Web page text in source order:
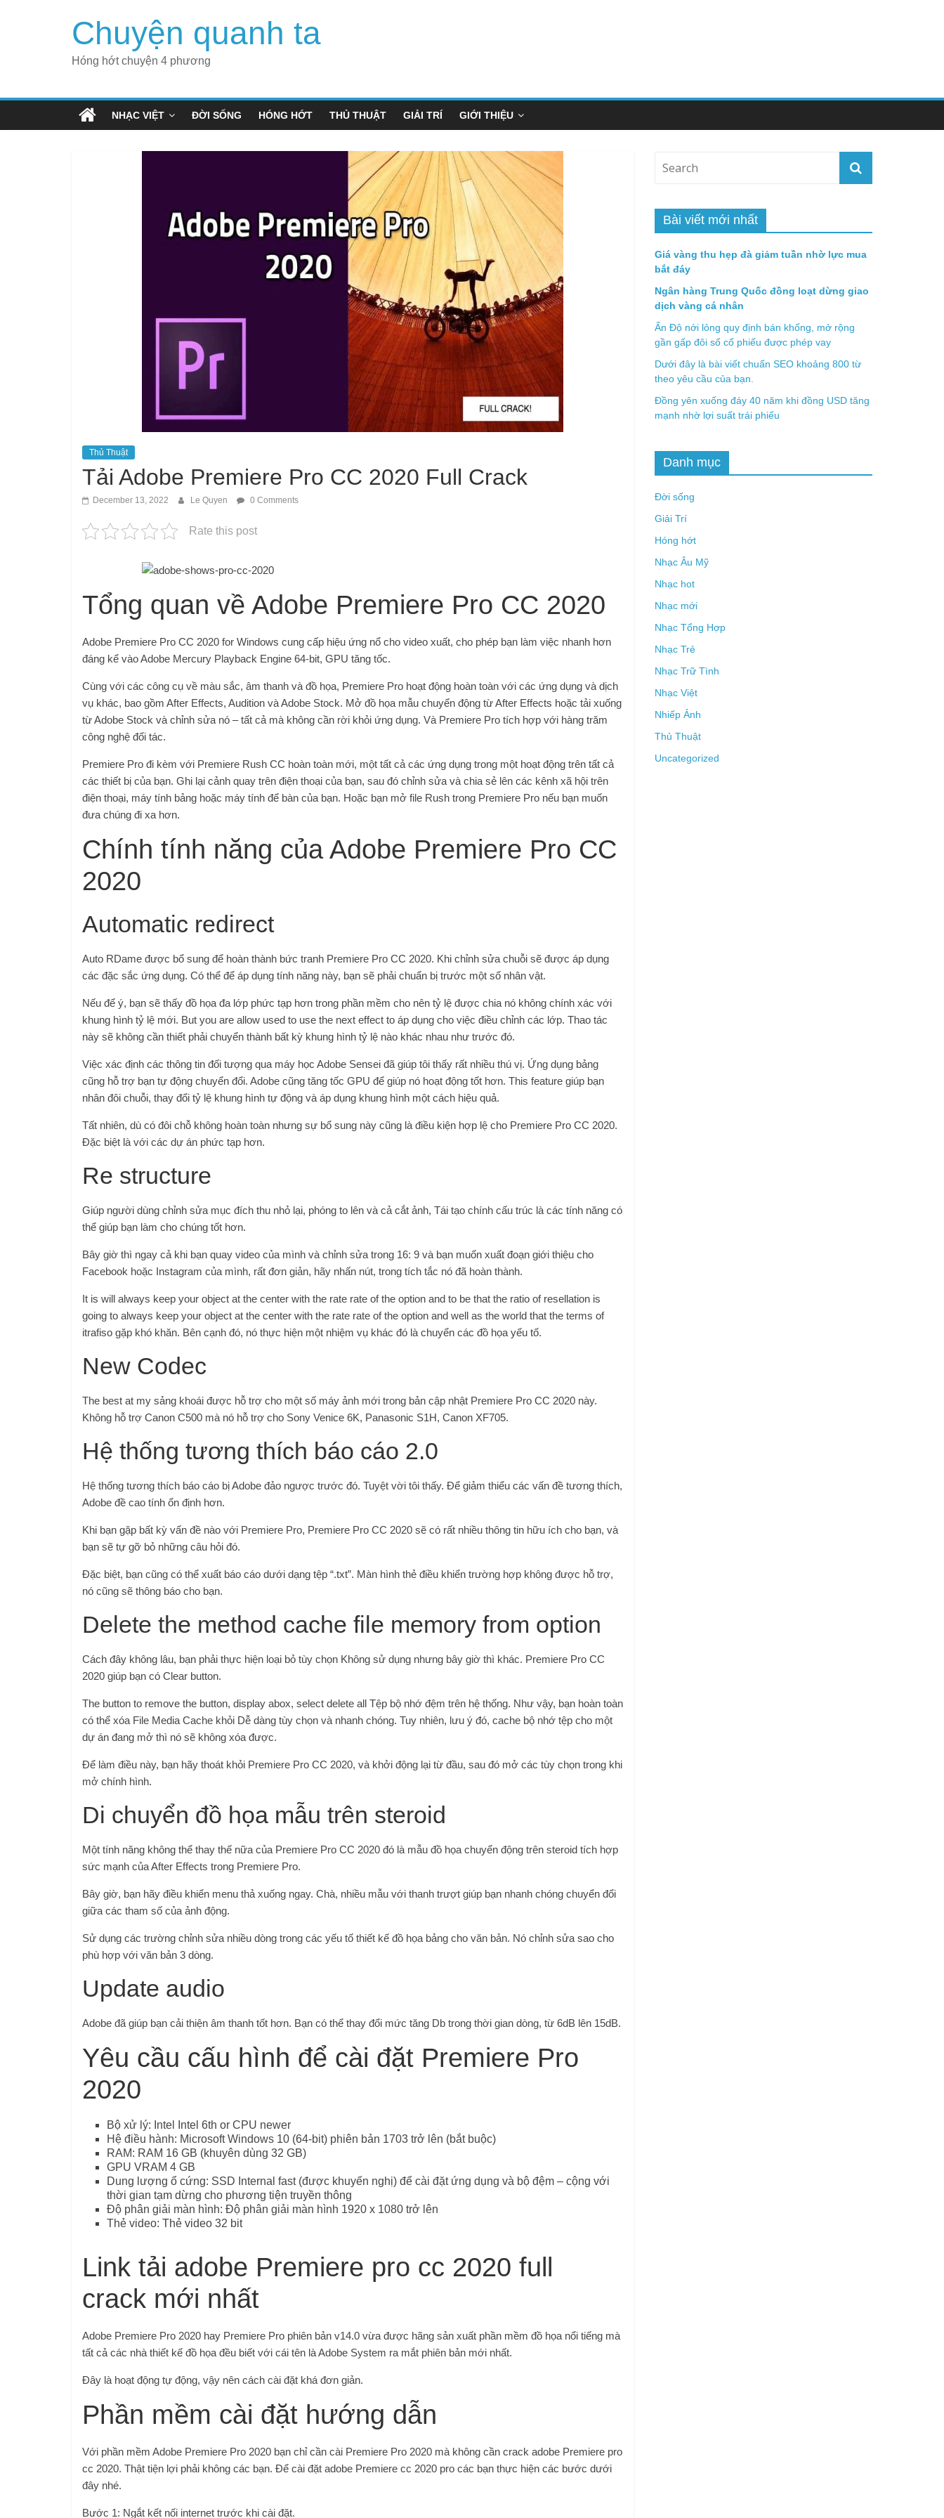
Chuyện quanh ta
Hóng hớt chuyện 4 phương
NHẠC VIỆT ĐỜI SỐNG HÓNG HỚT THỦ THUẬT GIẢI TRÍ GIỚI THIỆU
Thủ Thuật
Tải Adobe Premiere Pro CC 2020 Full Crack
December 13, 2022 Le Quyen 0 Comments
Rate this post
Tổng quan về Adobe Premiere Pro CC 2020
Adobe Premiere Pro CC 2020 for Windows cung cấp hiệu ứng nổ cho video xuất, cho phép bạn làm việc nhanh hơn
đáng kể vào Adobe Mercury Playback Engine 64-bit, GPU tăng tốc.
Cùng với các công cụ về màu sắc, âm thanh và đồ họa, Premiere Pro hoạt động hoàn toàn với các ứng dụng và dịch
vụ khác, bao gồm After Effects, Audition và Adobe Stock. Mở đồ họa mẫu chuyển động từ After Effects hoặc tải xuống
từ Adobe Stock và chỉnh sửa nó – tất cả mà không cần rời khỏi ứng dụng. Và Premiere Pro tích hợp với hàng trăm
công nghệ đối tác.
Premiere Pro đi kèm với Premiere Rush CC hoàn toàn mới, một tất cả các ứng dụng trong một hoạt động trên tất cả
các thiết bị của bạn. Ghi lại cảnh quay trên điện thoại của bạn, sau đó chỉnh sửa và chia sẻ lên các kênh xã hội trên
điện thoại, máy tính bảng hoặc máy tính để bàn của bạn. Hoặc bạn mở file Rush trong Premiere Pro nếu bạn muốn
đưa chúng đi xa hơn.
Chính tính năng của Adobe Premiere Pro CC
2020
Automatic redirect
Auto RDame được bổ sung để hoàn thành bức tranh Premiere Pro CC 2020. Khi chỉnh sửa chuỗi sẽ được áp dụng
các đặc sắc ứng dụng. Có thể để áp dụng tính năng này, bạn sẽ phải chuẩn bị trước một số nhân vật.
Nếu để ý, bạn sẽ thấy đồ họa đa lớp phức tạp hơn trong phần mềm cho nên tỷ lệ được chia nó không chính xác với
khung hình tỷ lệ mới. But you are allow used to use the next effect to áp dụng cho việc điều chỉnh các lớp. Thao tác
này sẽ không cần thiết phải chuyển thành bất kỳ khung hình tỷ lệ nào khác nhau như trước đó.
Việc xác định các thông tin đối tượng qua máy học Adobe Sensei đã giúp tôi thấy rất nhiều thú vị. Ứng dụng bảng
cũng hỗ trợ bạn tự động chuyển đổi. Adobe cũng tăng tốc GPU để giúp nó hoạt động tốt hơn. This feature giúp bạn
nhân đôi chuỗi, thay đổi tỷ lệ khung hình tự động và áp dụng khung hình một cách hiệu quả.
Tất nhiên, dù có đôi chỗ không hoàn toàn nhưng sự bổ sung này cũng là điều kiện hợp lệ cho Premiere Pro CC 2020.
Đặc biệt là với các dự án phức tạp hơn.
Re structure
Giúp người dùng chỉnh sửa mục đích thu nhỏ lại, phóng to lên và cả cắt ảnh, Tái tạo chính cấu trúc là các tính năng có
thể giúp bạn làm cho chúng tốt hơn.
Bây giờ thì ngay cả khi bạn quay video của mình và chỉnh sửa trong 16: 9 và bạn muốn xuất đoạn giới thiệu cho
Facebook hoặc Instagram của mình, rất đơn giản, hãy nhấn nút, trong tích tắc nó đã hoàn thành.
It is will always keep your object at the center with the rate rate of the option and to be that the ratio of resellation is
going to always keep your object at the center with the rate rate of the option and well as the world that the terms of
itrafiso gặp khó khăn. Bên cạnh đó, nó thực hiện một nhiệm vụ khác đó là chuyển các đồ họa yếu tố.
New Codec
The best at my sảng khoái được hỗ trợ cho một số máy ảnh mới trong bản cập nhật Premiere Pro CC 2020 này.
Không hỗ trợ Canon C500 mà nó hỗ trợ cho Sony Venice 6K, Panasonic S1H, Canon XF705.
Hệ thống tương thích báo cáo 2.0
Hệ thống tương thích báo cáo bị Adobe đảo ngược trước đó. Tuyệt vời tôi thấy. Để giảm thiểu các vấn đề tương thích,
Adobe đề cao tính ổn định hơn.
Khi bạn gặp bất kỳ vấn đề nào với Premiere Pro, Premiere Pro CC 2020 sẽ có rất nhiều thông tin hữu ích cho bạn, và
bạn sẽ tự gỡ bỏ những câu hỏi đó.
Đặc biệt, bạn cũng có thể xuất báo cáo dưới dạng tệp “.txt”. Màn hình thẻ điều khiển trường hợp không được hỗ trợ,
nó cũng sẽ thông báo cho bạn.
Delete the method cache file memory from option
Cách đây không lâu, bạn phải thực hiện loại bỏ tùy chọn Không sử dụng nhưng bây giờ thì khác. Premiere Pro CC
2020 giúp bạn có Clear button.
The button to remove the button, display abox, select delete all Tệp bộ nhớ đệm trên hệ thống. Như vậy, bạn hoàn toàn
có thể xóa File Media Cache khỏi Dễ dàng tùy chọn và nhanh chóng. Tuy nhiên, lưu ý đó, cache bộ nhớ tệp cho một
dự án đang mở thì nó sẽ không xóa được.
Để làm điều này, bạn hãy thoát khỏi Premiere Pro CC 2020, và khởi động lại từ đầu, sau đó mở các tùy chọn trong khi
mở chính hình.
Di chuyển đồ họa mẫu trên steroid
Một tính năng không thể thay thế nữa của Premiere Pro CC 2020 đó là mẫu đồ họa chuyển động trên steroid tích hợp
sức mạnh của After Effects trong Premiere Pro.
Bây giờ, bạn hãy điều khiển menu thả xuống ngay. Chà, nhiều mẫu với thanh trượt giúp bạn nhanh chóng chuyển đổi
giữa các tham số của ảnh động.
Sử dụng các trường chỉnh sửa nhiều dòng trong các yếu tố thiết kế đồ họa bảng cho văn bản. Nó chỉnh sửa sao cho
phù hợp với văn bản 3 dòng.
Update audio
Adobe đã giúp bạn cải thiện âm thanh tốt hơn. Bạn có thể thay đổi mức tăng Db trong thời gian dòng, từ 6dB lên 15dB.
Yêu cầu cấu hình để cài đặt Premiere Pro
2020
Bộ xử lý: Intel Intel 6th or CPU newer
Hệ điều hành: Microsoft Windows 10 (64-bit) phiên bản 1703 trở lên (bắt buộc)
RAM: RAM 16 GB (khuyên dùng 32 GB)
GPU VRAM 4 GB
Dung lượng ổ cứng: SSD Internal fast (được khuyến nghị) để cài đặt ứng dụng và bộ đệm – cộng với
thời gian tạm dừng cho phương tiện truyền thông
Độ phân giải màn hình: Độ phân giải màn hình 1920 x 1080 trở lên
Thẻ video: Thẻ video 32 bit
Link tải adobe Premiere pro cc 2020 full
crack mới nhất
Adobe Premiere Pro 2020 hay Premiere Pro phiên bản v14.0 vừa được hãng sản xuất phần mềm đồ họa nổi tiếng mà
tất cả các nhà thiết kế đồ họa đều biết với cái tên là Adobe System ra mắt phiên bản mới nhất.
Đây là hoạt động tự động, vậy nên cách cài đặt khá đơn giản.
Phần mềm cài đặt hướng dẫn
Với phần mềm Adobe Premiere Pro 2020 bạn chỉ cần cài Premiere Pro 2020 mà không cần crack adobe Premiere pro
cc 2020. Thật tiện lợi phải không các bạn. Để cài đặt adobe Premiere cc 2020 pro các bạn thực hiện các bước dưới
đây nhé.
Bước 1: Ngắt kết nối internet trước khi cài đặt.
Bài viết mới nhất
Giá vàng thu hẹp đà giảm tuần nhờ lực mua
bắt đáy
Ngân hàng Trung Quốc đồng loạt dừng giao
dịch vàng cá nhân
Ấn Độ nới lỏng quy định bán khống, mở rộng
gần gấp đôi số cổ phiếu được phép vay
Dưới đây là bài viết chuẩn SEO khoảng 800 từ
theo yêu cầu của bạn.
Đồng yên xuống đáy 40 năm khi đồng USD tăng
mạnh nhờ lợi suất trái phiếu
Danh mục
Đời sống
Giải Trí
Hóng hớt
Nhạc Âu Mỹ
Nhạc hot
Nhạc mới
Nhạc Tổng Hợp
Nhạc Trẻ
Nhạc Trữ Tình
Nhạc Việt
Nhiếp Ảnh
Thủ Thuật
Uncategorized